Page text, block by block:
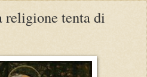
religione tenta di